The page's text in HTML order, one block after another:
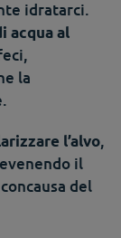
idratarci.
acqua al
la
l’alvo,
il
del